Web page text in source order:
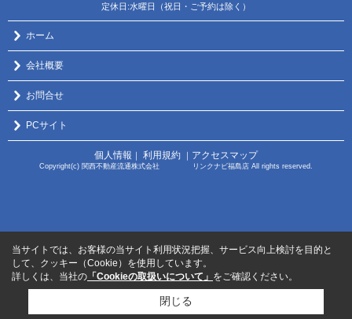
定休日:水曜日（祝日・ご予約は除く）
ホーム
会社概要
お問合せ
PCサイト
個人情報 ｜ 利用規約 ｜ アクセスマップ
Copyright(c) 関西不動産流通株式会社 リンクナビ福島店 All rights reserved.
当サイトでは、お客様の当サイト利用状況把握、サービス向上検討を目的と
して、クッキー（Cookie）を使用しています。
詳しくは、当社の 「Cookieの取扱いについて」 をご確認ください。
閉じる